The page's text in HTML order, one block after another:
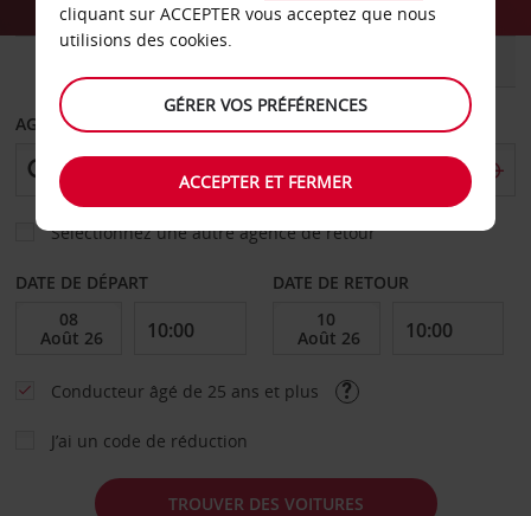
AGENCE DE DÉPART
Sélectionnez une autre agence de retour
DATE DE DÉPART DATE DE RETOUR
Conducteur âgé de 25 ans et plus
J’ai un code de réduction
TROUVER DES VOITURES
cliquant sur ACCEPTER vous acceptez que nous
utilisions des cookies.
GÉRER VOS PRÉFÉRENCES
ACCEPTER ET FERMER